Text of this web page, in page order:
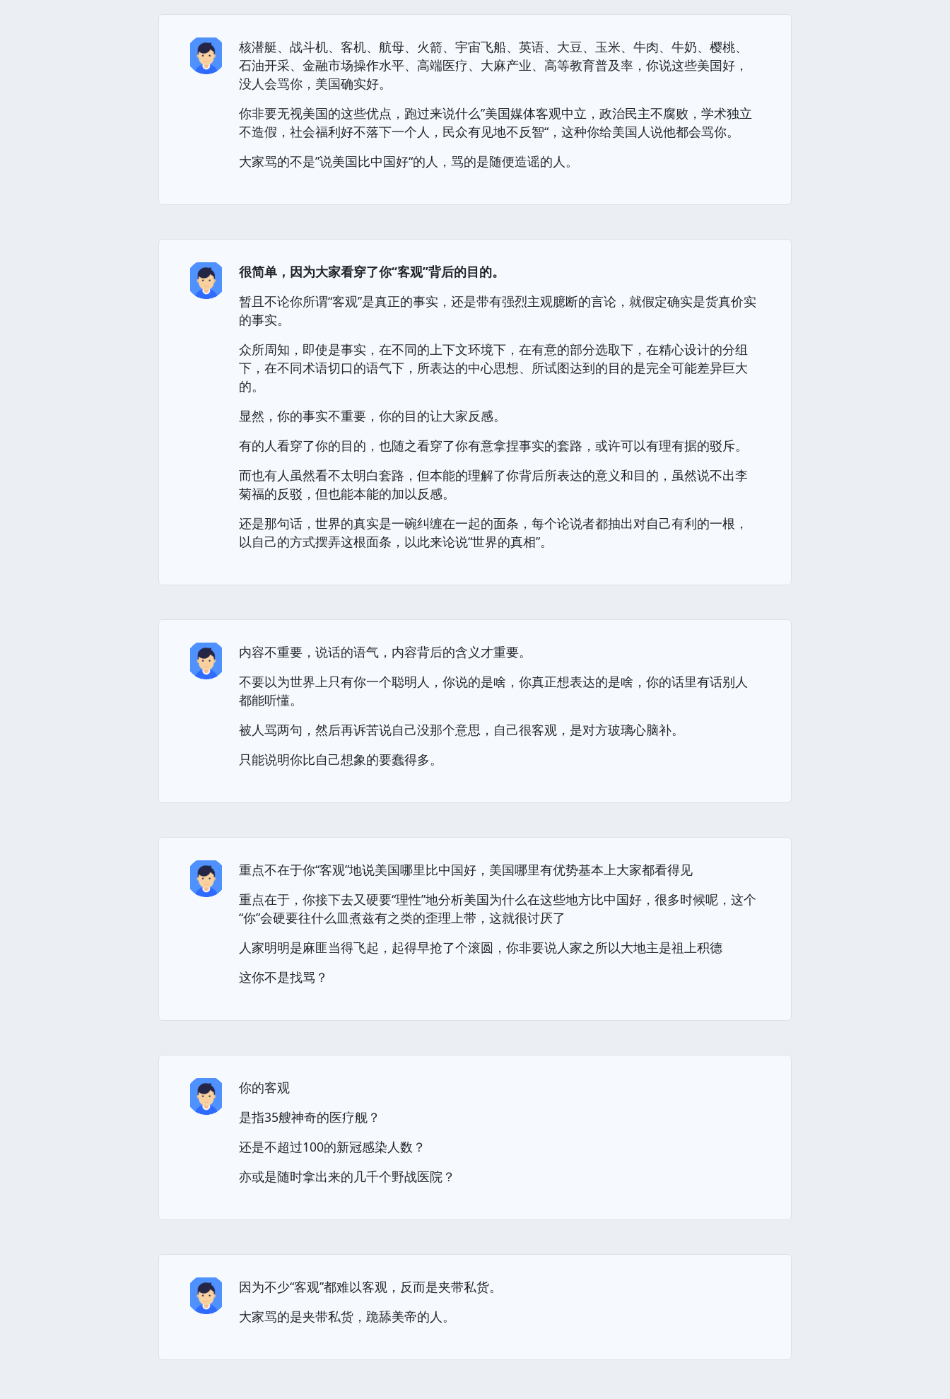
核潜艇、战斗机、客机、航母、火箭、宇宙飞船、英语、大豆、玉米、牛肉、牛奶、樱桃、
石油开采、金融市场操作水平、高端医疗、大麻产业、高等教育普及率，你说这些美国好，
没人会骂你，美国确实好。
你非要无视美国的这些优点，跑过来说什么”美国媒体客观中立，政治民主不腐败，学术独立
不造假，社会福利好不落下一个人，民众有见地不反智“，这种你给美国人说他都会骂你。
大家骂的不是”说美国比中国好“的人，骂的是随便造谣的人。
很简单，因为大家看穿了你“客观”背后的目的。
暂且不论你所谓“客观”是真正的事实，还是带有强烈主观臆断的言论，就假定确实是货真价实
的事实。
众所周知，即使是事实，在不同的上下文环境下，在有意的部分选取下，在精心设计的分组
下，在不同术语切口的语气下，所表达的中心思想、所试图达到的目的是完全可能差异巨大
的。
显然，你的事实不重要，你的目的让大家反感。
有的人看穿了你的目的，也随之看穿了你有意拿捏事实的套路，或许可以有理有据的驳斥。
而也有人虽然看不太明白套路，但本能的理解了你背后所表达的意义和目的，虽然说不出李
菊福的反驳，但也能本能的加以反感。
还是那句话，世界的真实是一碗纠缠在一起的面条，每个论说者都抽出对自己有利的一根，
以自己的方式摆弄这根面条，以此来论说“世界的真相”。
内容不重要，说话的语气，内容背后的含义才重要。
不要以为世界上只有你一个聪明人，你说的是啥，你真正想表达的是啥，你的话里有话别人
都能听懂。
被人骂两句，然后再诉苦说自己没那个意思，自己很客观，是对方玻璃心脑补。
只能说明你比自己想象的要蠢得多。
重点不在于你“客观”地说美国哪里比中国好，美国哪里有优势基本上大家都看得见
重点在于，你接下去又硬要“理性”地分析美国为什么在这些地方比中国好，很多时候呢，这个
“你”会硬要往什么皿煮兹有之类的歪理上带，这就很讨厌了
人家明明是麻匪当得飞起，起得早抢了个滚圆，你非要说人家之所以大地主是祖上积德
这你不是找骂？
你的客观
是指35艘神奇的医疗舰？
还是不超过100的新冠感染人数？
亦或是随时拿出来的几千个野战医院？
因为不少“客观”都难以客观，反而是夹带私货。
大家骂的是夹带私货，跪舔美帝的人。